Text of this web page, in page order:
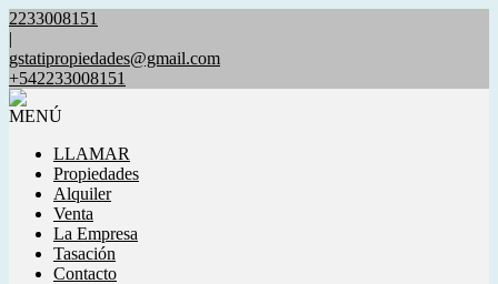
2233008151
|
gstatipropiedades@gmail.com
+542233008151
MENÚ
LLAMAR
Propiedades
Alquiler
Venta
La Empresa
Tasación
Contacto